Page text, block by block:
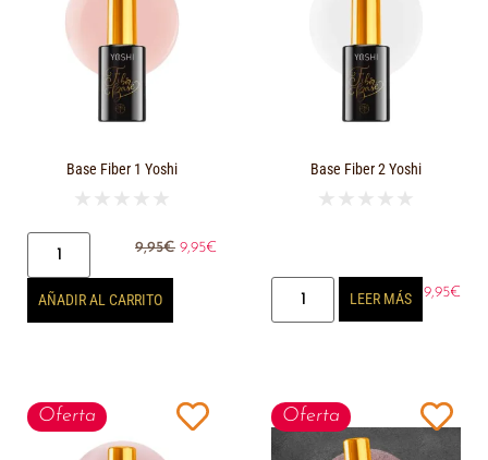
Base Fiber 1 Yoshi
★ ★ ★ ★ ★
9,95€ 9,95€
AÑADIR AL CARRITO
Base Fiber 2 Yoshi
★ ★ ★ ★ ★
9,95€ 9,95€
LEER MÁS
Oferta Oferta